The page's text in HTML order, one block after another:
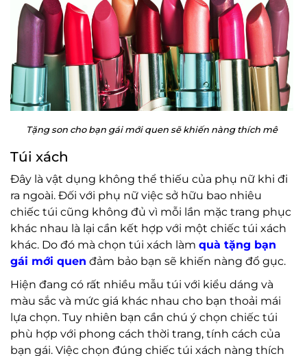
Tặng son cho bạn gái mới quen sẽ khiến nàng thích mê
Túi xách
Đây là vật dụng không thể thiếu của phụ nữ khi đi
ra ngoài. Đối với phụ nữ việc sở hữu bao nhiêu
chiếc túi cũng không đủ vì mỗi lần mặc trang phục
khác nhau là lại cần kết hợp với một chiếc túi xách
khác. Do đó mà chọn túi xách làm quà tặng bạn
gái mới quen đảm bảo bạn sẽ khiến nàng đổ gục.
Hiện đang có rất nhiều mẫu túi với kiểu dáng và
màu sắc và mức giá khác nhau cho bạn thoải mái
lựa chọn. Tuy nhiên bạn cần chú ý chọn chiếc túi
phù hợp với phong cách thời trang, tính cách của
bạn gái. Việc chọn đúng chiếc túi xách nàng thích